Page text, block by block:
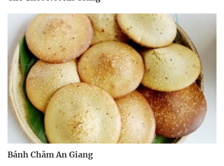
Bánh Chăm An Giang